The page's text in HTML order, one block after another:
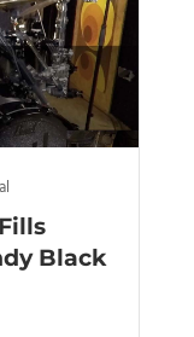
Black